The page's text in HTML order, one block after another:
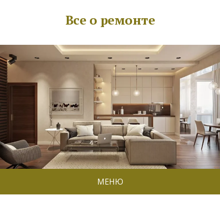
Все о ремонте
МЕНЮ